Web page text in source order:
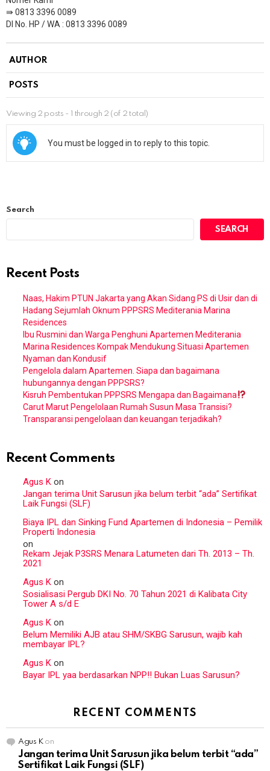
⇛ 0813 3396 0089
DI No. HP / WA : 0813 3396 0089
AUTHOR
POSTS
Viewing 2 posts - 1 through 2 (of 2 total)
You must be logged in to reply to this topic.
Search
SEARCH
Recent Posts
Naas, Hakim PTUN Jakarta yang Akan Sidang PS di Usir dan di
Hadang Sejumlah Oknum PPPSRS Mediterania Marina
Residences
Ibu Rusmini dan Warga Penghuni Apartemen Mediterania
Marina Residences Kompak Mendukung Situasi Apartemen
Nyaman dan Kondusif
Pengelola dalam Apartemen. Siapa dan bagaimana
hubungannya dengan PPPSRS?
Kisruh Pembentukan PPPSRS Mengapa dan Bagaimana
Carut Marut Pengelolaan Rumah Susun Masa Transisi?
Transparansi pengelolaan dan keuangan terjadikah?
Recent Comments
Agus K on
Jangan terima Unit Sarusun jika belum terbit “ada” Sertifikat
Laik Fungsi (SLF)
Biaya IPL dan Sinking Fund Apartemen di Indonesia – Pemilik
Properti Indonesia
on
Rekam Jejak P3SRS Menara Latumeten dari Th. 2013 – Th.
2021
Agus K on
Sosialisasi Pergub DKI No. 70 Tahun 2021 di Kalibata City
Tower A s/d E
Agus K on
Belum Memiliki AJB atau SHM/SKBG Sarusun, wajib kah
membayar IPL?
Agus K on
Bayar IPL yaa berdasarkan NPP!! Bukan Luas Sarusun?
RECENT COMMENTS
Agus Kon
Jangan terima Unit Sarusun jika belum terbit “ada”
Sertifikat Laik Fungsi (SLF)